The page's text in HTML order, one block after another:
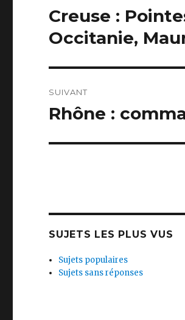
de
l’article
Publication
précédente :
Creuse :
Occitanie,
SUIVANT
Publication
Rhône :
SUJETS LES PLUS VUS
Sujets populaires
Sujets sans réponses